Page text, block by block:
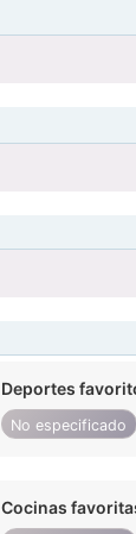
Deportes
No especificado
Cocinas